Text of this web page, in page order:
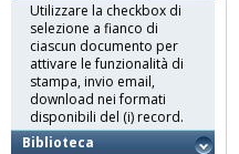
Utilizzare la checkbox di
selezione a fianco di
ciascun documento per
attivare le funzionalità di
stampa, invio email,
download nei formati
disponibili del (i) record.
Biblioteca